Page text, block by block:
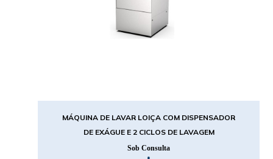
MÁQUINA DE LAVAR LOIÇA COM DISPENSADOR
DE EXÁGUE E 2 CICLOS DE LAVAGEM
Sob Consulta